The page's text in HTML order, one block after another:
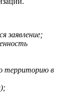
заявление;
территорию в